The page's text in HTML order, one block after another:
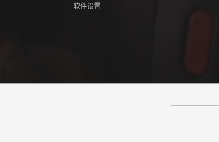
软件设置